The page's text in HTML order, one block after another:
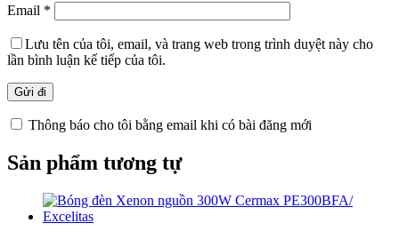
Email *
Lưu tên của tôi, email, và trang web trong trình duyệt này cho
lần bình luận kế tiếp của tôi.
Thông báo cho tôi bằng email khi có bài đăng mới
Sản phẩm tương tự